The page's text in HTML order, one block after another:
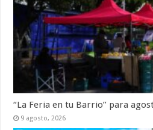
“La Feria en tu Barrio” para
9 agosto, 2026